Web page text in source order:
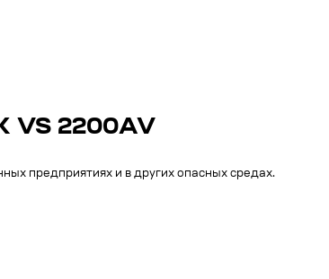
VS 2200AV
предприятиях и в других опасных средах.